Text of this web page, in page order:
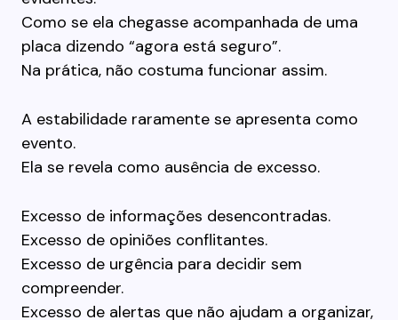
Como se ela chegasse acompanhada de uma
placa dizendo “agora está seguro”.
Na prática, não costuma funcionar assim.
A estabilidade raramente se apresenta como
evento.
Ela se revela como ausência de excesso.
Excesso de informações desencontradas.
Excesso de opiniões conflitantes.
Excesso de urgência para decidir sem
compreender.
Excesso de alertas que não ajudam a organizar,